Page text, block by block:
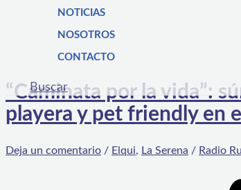
NOTICIAS
NOSOTROS
CONTACTO
Buscar
“Caminata por la vida”:
playera y pet friendly en
Deja un comentario / Elqui, La Serena / Radio